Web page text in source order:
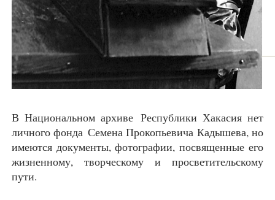
В Национальном архиве Республики Хакасия нет
личного фонда Семена Прокопьевича Кадышева, но
имеются документы, фотографии, посвященные его
жизненному, творческому и просветительскому
пути.